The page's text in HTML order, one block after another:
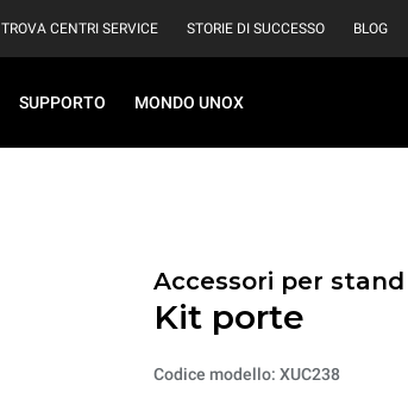
TROVA CENTRI SERVICE STORIE DI SUCCESSO BLOG
SUPPORTO MONDO UNOX
Accessori per
Kit porte
Codice modello: XUC238